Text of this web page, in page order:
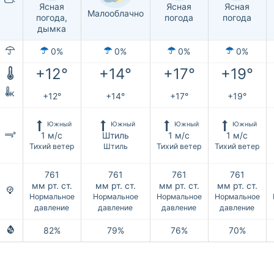
Ясная
погода,
дымка
Малооблачно
Ясная
погода
Ясная
погода
0% 0% 0% 0%
+12° +14° +17° +19°
к +12° +14° +17° +19°
Южный
1 м/с
Тихий ветер
Южный
Штиль
Штиль
Южный
1 м/с
Тихий ветер
Южный
1 м/с
Тихий ветер
761
мм рт. ст.
Нормальное
давление
761
мм рт. ст.
Нормальное
давление
761
мм рт. ст.
Нормальное
давление
761
мм рт. ст.
Нормальное
давление
82% 79% 76% 70%